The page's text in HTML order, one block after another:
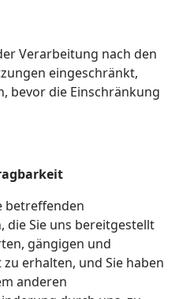
Verarbeitung nach den
eingeschränkt,
bevor die Einschränkung
betreffenden
die Sie uns bereitgestellt
gängigen und
erhalten, und Sie haben
anderen